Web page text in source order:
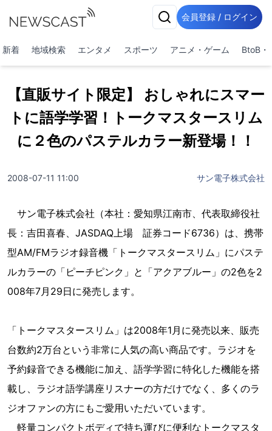
会員登録 / ログイン
新着 地域検索 エンタメ スポーツ アニメ・ゲーム BtoB・
【直販サイト限定】 おしゃれにスマー
トに語学学習！トークマスタースリム
に２色のパステルカラー新登場！！
2008-07-11 11:00 サン電子株式会社
サン電子株式会社（本社：愛知県江南市、代表取締役社
長：吉田喜春、JASDAQ上場 証券コード6736）は、携帯
型AM/FMラジオ録音機「トークマスタースリム」にパステ
ルカラーの「ピーチピンク」と「アクアブルー」の2色を2
008年7月29日に発売します。
「トークマスタースリム」は2008年1月に発売以来、販売
台数約2万台という非常に人気の高い商品です。ラジオを
予約録音できる機能に加え、語学学習に特化した機能を搭
載し、ラジオ語学講座リスナーの方だけでなく、多くのラ
ジオファンの方にもご愛用いただいています。
軽量コンパクトボディで持ち運びに便利なトークマスタ